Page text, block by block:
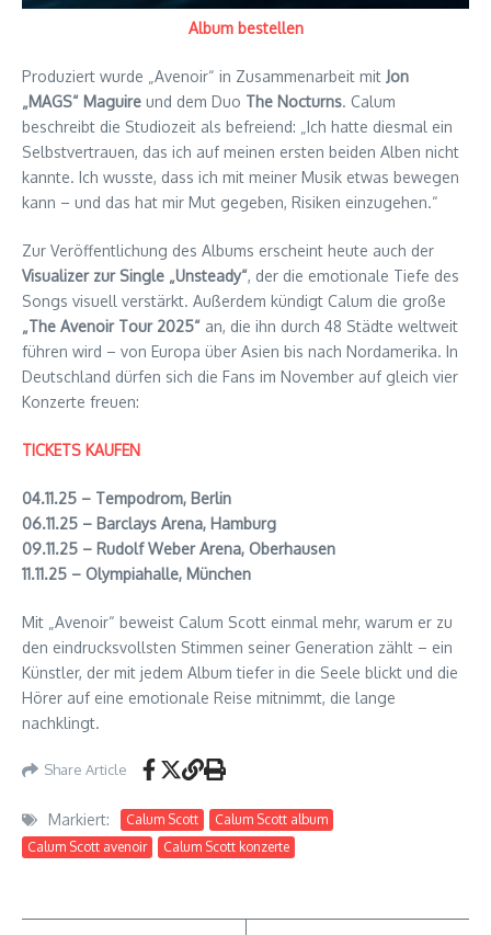
Album bestellen
Produziert wurde „Avenoir“ in Zusammenarbeit mit Jon
„MAGS“ Maguire und dem Duo The Nocturns. Calum
beschreibt die Studiozeit als befreiend: „Ich hatte diesmal ein
Selbstvertrauen, das ich auf meinen ersten beiden Alben nicht
kannte. Ich wusste, dass ich mit meiner Musik etwas bewegen
kann – und das hat mir Mut gegeben, Risiken einzugehen.“
Zur Veröffentlichung des Albums erscheint heute auch der
Visualizer zur Single „Unsteady“, der die emotionale Tiefe des
Songs visuell verstärkt. Außerdem kündigt Calum die große
„The Avenoir Tour 2025“ an, die ihn durch 48 Städte weltweit
führen wird – von Europa über Asien bis nach Nordamerika. In
Deutschland dürfen sich die Fans im November auf gleich vier
Konzerte freuen:
TICKETS KAUFEN
04.11.25 – Tempodrom, Berlin
06.11.25 – Barclays Arena, Hamburg
09.11.25 – Rudolf Weber Arena, Oberhausen
11.11.25 – Olympiahalle, München
Mit „Avenoir“ beweist Calum Scott einmal mehr, warum er zu
den eindrucksvollsten Stimmen seiner Generation zählt – ein
Künstler, der mit jedem Album tiefer in die Seele blickt und die
Hörer auf eine emotionale Reise mitnimmt, die lange
nachklingt.
Share Article
Markiert: Calum Scott
Calum Scott album
Calum Scott avenoir
Calum Scott konzerte